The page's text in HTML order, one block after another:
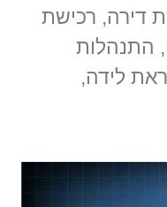
דירה, רכישת
התנהלות
לידה,